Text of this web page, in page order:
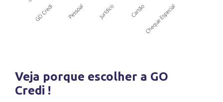
Veja porque escolher a GO
Credi !